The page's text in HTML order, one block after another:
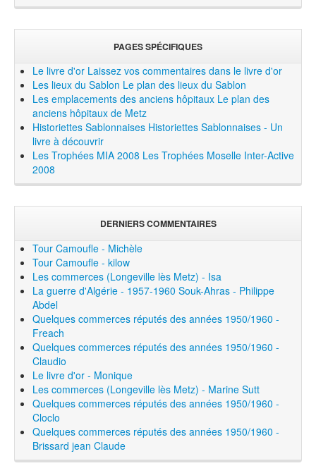
PAGES SPÉCIFIQUES
Le livre d'or Laissez vos commentaires dans le livre d'or
Les lieux du Sablon Le plan des lieux du Sablon
Les emplacements des anciens hôpitaux Le plan des
anciens hôpitaux de Metz
Historiettes Sablonnaises Historiettes Sablonnaises - Un
livre à découvrir
Les Trophées MIA 2008 Les Trophées Moselle Inter-Active
2008
DERNIERS COMMENTAIRES
Tour Camoufle - Michèle
Tour Camoufle - kilow
Les commerces (Longeville lès Metz) - Isa
La guerre d'Algérie - 1957-1960 Souk-Ahras - Philippe
Abdel
Quelques commerces réputés des années 1950/1960 -
Freach
Quelques commerces réputés des années 1950/1960 -
Claudio
Le livre d'or - Monique
Les commerces (Longeville lès Metz) - Marine Sutt
Quelques commerces réputés des années 1950/1960 -
Cloclo
Quelques commerces réputés des années 1950/1960 -
Brissard jean Claude